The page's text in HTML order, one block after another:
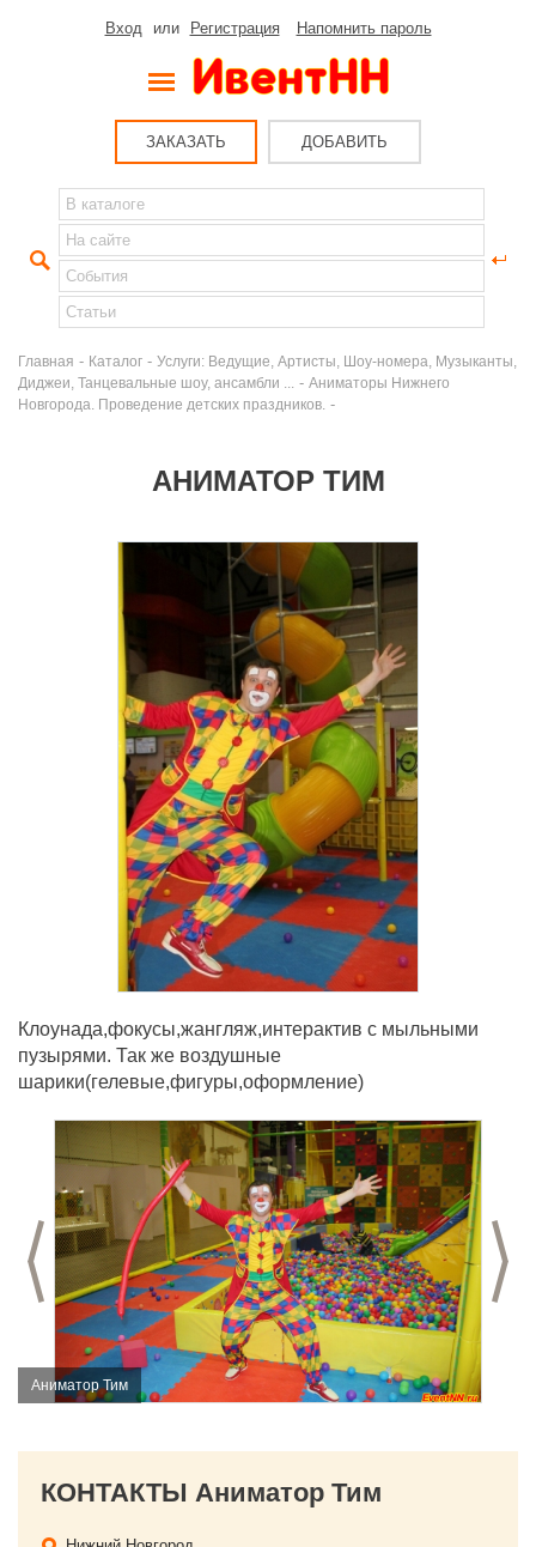
Вход или Регистрация Напомнить пароль
ЗАКАЗАТЬ ДОБАВИТЬ
Главная - Каталог - Услуги: Ведущие, Артисты, Шоу-номера, Музыканты,
Диджеи, Танцевальные шоу, ансамбли ...
- Аниматоры Нижнего
Новгорода. Проведение детских праздников. -
АНИМАТОР ТИМ
Клоунада,фокусы,жангляж,интерактив с мыльными
пузырями. Так же воздушные
шарики(гелевые,фигуры,оформление)
Предыдущий слайд
Аниматор Тим
КОНТАКТЫ Аниматор Тим